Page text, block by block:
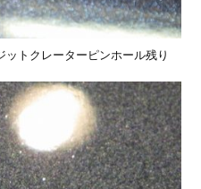
トクレーターピンホール残り